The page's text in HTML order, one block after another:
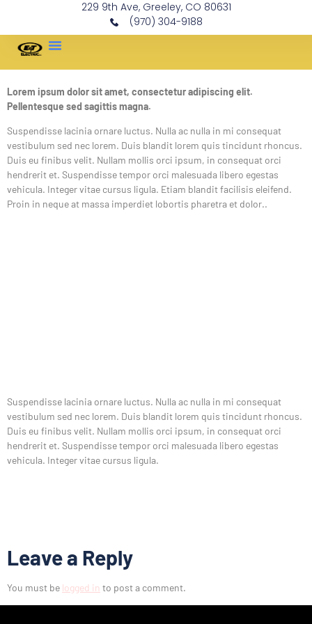
229 9th Ave, Greeley, CO 80631
(970) 304-9188
Lorem ipsum dolor sit amet, consectetur adipiscing elit.
Pellentesque sed sagittis magna.
Suspendisse lacinia ornare luctus. Nulla ac nulla in mi consequat
vestibulum sed nec lorem. Duis blandit lorem quis tincidunt rhoncus.
Duis eu finibus velit. Nullam mollis orci ipsum, in consequat orci
hendrerit et. Suspendisse tempor orci malesuada libero egestas
vehicula. Integer vitae cursus ligula. Etiam blandit facilisis eleifend.
Proin in neque at massa imperdiet lobortis pharetra et dolor..
Suspendisse lacinia ornare luctus. Nulla ac nulla in mi consequat
vestibulum sed nec lorem. Duis blandit lorem quis tincidunt rhoncus.
Duis eu finibus velit. Nullam mollis orci ipsum, in consequat orci
hendrerit et. Suspendisse tempor orci malesuada libero egestas
vehicula. Integer vitae cursus ligula.
Leave a Reply
You must be logged in to post a comment.